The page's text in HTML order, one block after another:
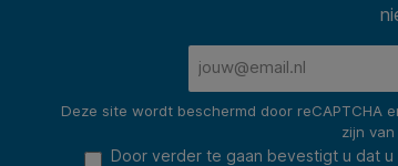
Deze site wordt beschermd door reCAPTCHA
zijn
Door verder te gaan bevestigt u dat u